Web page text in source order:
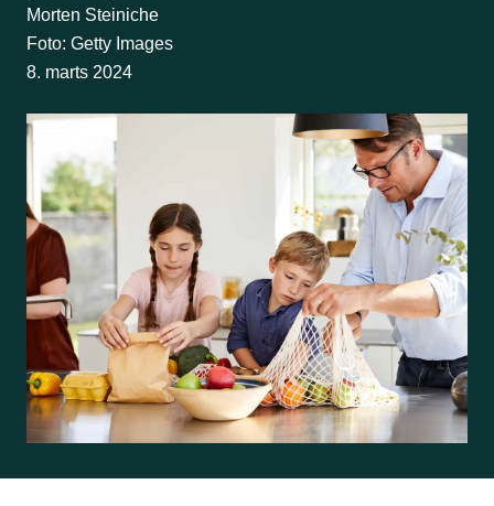
Morten Steiniche
Foto: Getty Images
8. marts 2024